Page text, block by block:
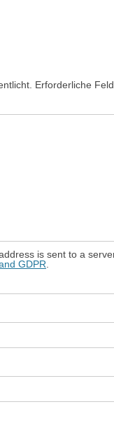
Erforderliche
is sent to a
GDPR